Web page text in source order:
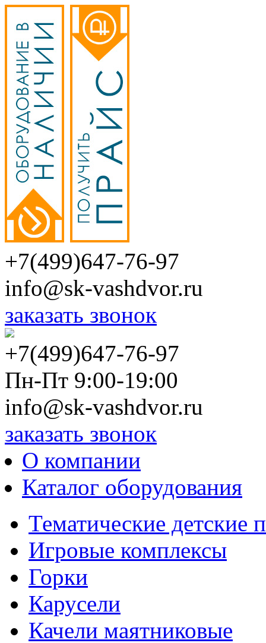
+7(499)647-76-97
info@sk-vashdvor.ru
заказать звонок
+7(499)647-76-97
Пн-Пт 9:00-19:00
info@sk-vashdvor.ru
заказать звонок
О компании
Каталог оборудования
Тематические детские
Игровые комплексы
Горки
Карусели
Качели маятниковые